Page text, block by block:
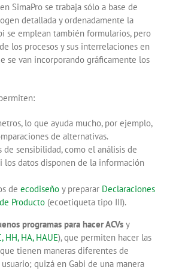
SimaPro se trabaja sólo a base de
detallada y ordenadamente la
se emplean también formularios, pero
los procesos y sus interrelaciones en
se van incorporando gráficamente los
lo que ayuda mucho, por ejemplo,
de alternativas.
de sensibilidad, como el análisis de
los datos disponen de la información
de ecodiseño y preparar Declaraciones
Producto (ecoetiqueta tipo III).
programas para hacer ACVs y
HH, HA, HAUE), que permiten hacer las
tienen maneras diferentes de
quizá en Gabi de una manera